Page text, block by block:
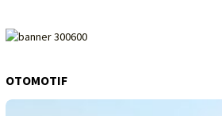
OTOMOTIF